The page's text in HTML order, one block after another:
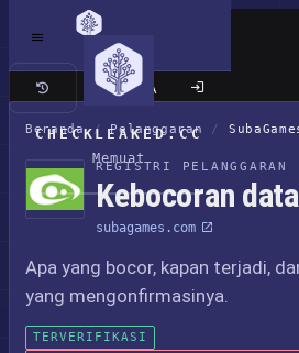
CHECKLEAKED.CC
Memuat
Situs klasik
Beranda / Pelanggaran /
REGISTRI PELANGGARAN
Kebocoran
subagames.com
Apa yang bocor, kapan terjadi,
yang mengonfirmasinya.
TERVERIFIKASI